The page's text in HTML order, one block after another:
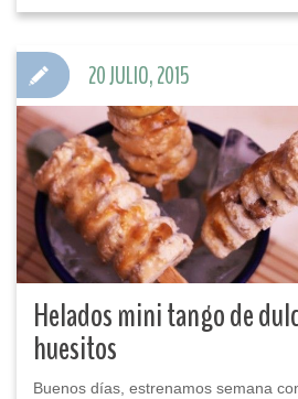
Helados mini tango de
huesitos
Buenos días, estrenamos semana
20 JULIO, 2015